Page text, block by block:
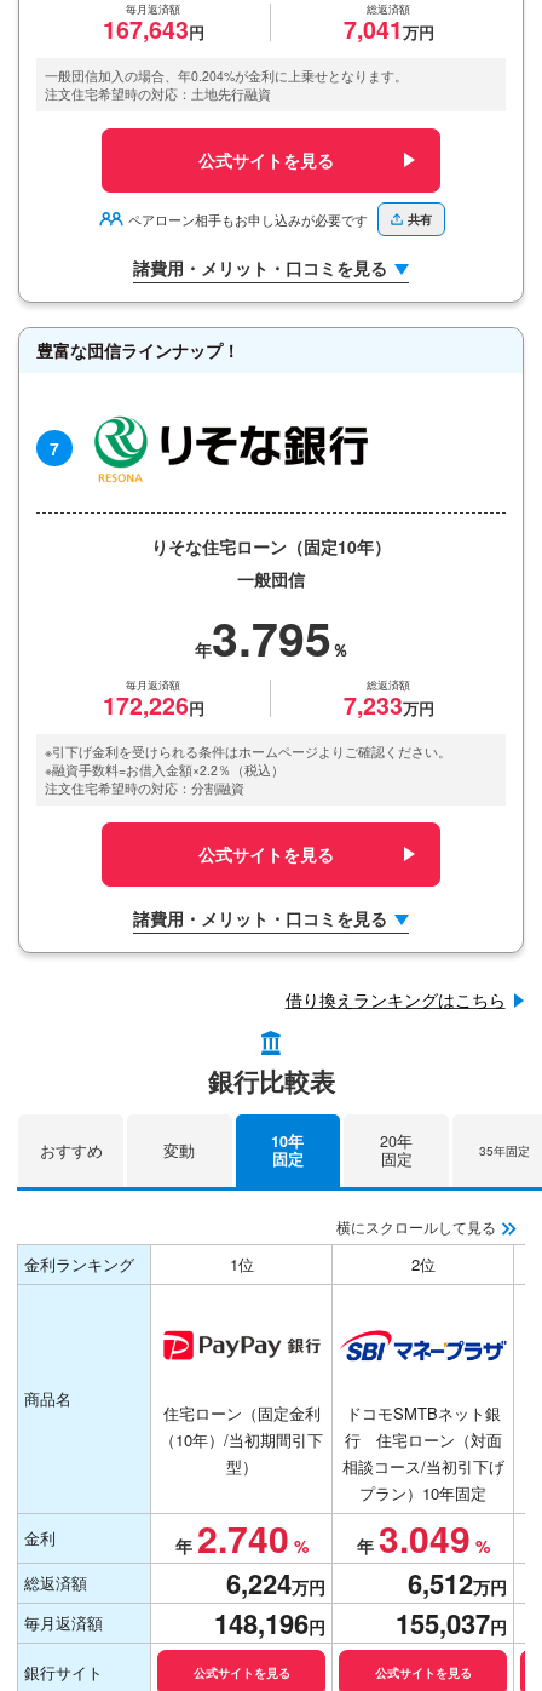
毎月返済額
167,643
総返済額
7,041
一般団信加入の場合、年0.204%が金利に上乗せとなります。
注文住宅希望時の対応：土地先行融資
公式サイトを見る
ペアローン相手もお申し込みが必要です 共有
諸費用・メリット・口コミを見る
豊富な団信ラインナップ！
7
りそな住宅ローン（固定10年）
一般団信
3.795
毎月返済額
172,226
総返済額
7,233
※引下げ金利を受けられる条件はホームページよりご確認ください。
※融資手数料=お借入金額×2.2％（税込）
注文住宅希望時の対応：分割融資
公式サイトを見る
諸費用・メリット・口コミを見る
借り換えランキングはこちら
銀行比較表
おすすめ 変動
10年
固定
20年
固定
35年固定
横にスクロールして見る
金利ランキング 1位 2位
商品名
住宅ローン（固定金利
（10年）/当初期間引下
型）
ドコモSMTBネット銀
行 住宅ローン（対面
相談コース/当初引下げ
プラン）10年固定
金利 2.740 3.049
総返済額 6,224 6,512
毎月返済額 148,196 155,037
銀行サイト 公式サイトを見る 公式サイトを見る